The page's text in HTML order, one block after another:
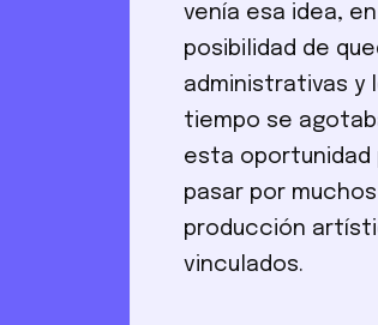
venía esa idea,
posibilidad de
administrativas y
tiempo se
esta oportunidad
pasar por
producción
vinculados.